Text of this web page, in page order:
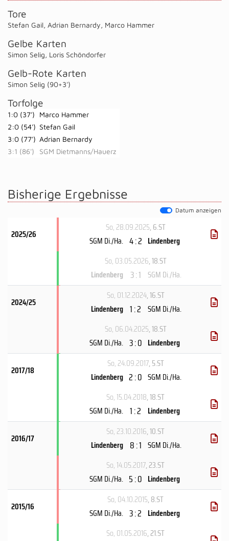
Tore
Stefan Gail, Adrian Bernardy, Marco Hammer
Gelbe Karten
Simon Selig, Loris Schöndorfer
Gelb-Rote Karten
Simon Selig (90+3')
Torfolge
1:0 (37')
Marco Hammer
2:0 (54') Stefan Gail
3:0 (77') Adrian Bernardy
3:1 (86')
SGM Dietmanns/Hauerz
Bisherige Ergebnisse
Datum anzeigen
2025/26
So, 28.09.2025, 6.ST
SGM Di./Ha. 4 : 2 Lindenberg
So, 03.05.2026, 18.ST
Lindenberg 3 : 1 SGM Di./Ha.
2024/25
So, 01.12.2024, 16.ST
Lindenberg 1 : 2 SGM Di./Ha.
So, 06.04.2025, 18.ST
SGM Di./Ha. 3 : 0 Lindenberg
2017/18
So, 24.09.2017, 5.ST
Lindenberg 2 : 0 SGM Di./Ha.
So, 15.04.2018, 18.ST
SGM Di./Ha. 1 : 2 Lindenberg
2016/17
So, 23.10.2016, 10.ST
Lindenberg 8 : 1 SGM Di./Ha.
So, 14.05.2017, 23.ST
SGM Di./Ha. 5 : 0 Lindenberg
2015/16
So, 04.10.2015, 8.ST
SGM Di./Ha. 3 : 2 Lindenberg
So, 01.05.2016, 21.ST